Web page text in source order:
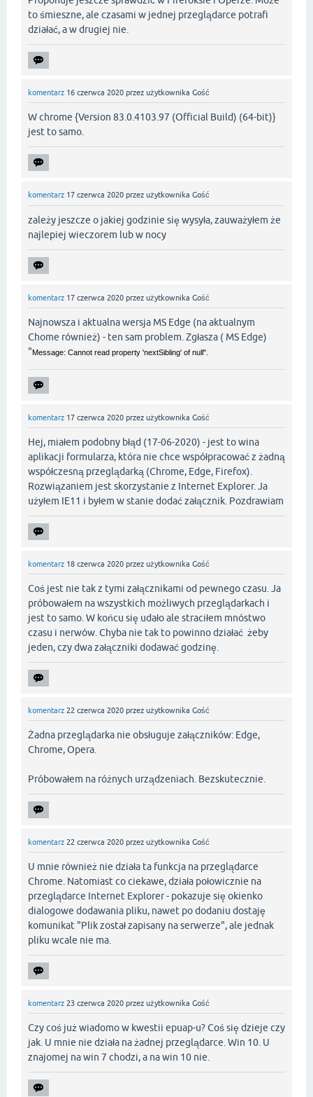
to śmieszne, ale czasami w jednej przeglądarce potrafi
działać, a w drugiej nie.
komentarz 16 czerwca 2020 przez użytkownika Gość
W chrome {Version 83.0.4103.97 (Official Build) (64-bit)}
jest to samo.
komentarz 17 czerwca 2020 przez użytkownika Gość
zależy jeszcze o jakiej godzinie się wysyła, zauważyłem że
najlepiej wieczorem lub w nocy
komentarz 17 czerwca 2020 przez użytkownika Gość
Najnowsza i aktualna wersja MS Edge (na aktualnym
Chome również) - ten sam problem. Zgłasza ( MS Edge)
"Message: Cannot read property 'nextSibling' of null".
komentarz 17 czerwca 2020 przez użytkownika Gość
Hej, miałem podobny błąd (17-06-2020) - jest to wina
aplikacji formularza, która nie chce współpracować z żadną
współczesną przeglądarką (Chrome, Edge, Firefox).
Rozwiązaniem jest skorzystanie z Internet Explorer. Ja
użyłem IE11 i byłem w stanie dodać załącznik. Pozdrawiam
komentarz 18 czerwca 2020 przez użytkownika Gość
Coś jest nie tak z tymi załącznikami od pewnego czasu. Ja
próbowałem na wszystkich możliwych przeglądarkach i
jest to samo. W końcu się udało ale straciłem mnóstwo
czasu i nerwów. Chyba nie tak to powinno działać żeby
jeden, czy dwa załączniki dodawać godzinę.
komentarz 22 czerwca 2020 przez użytkownika Gość
Żadna przeglądarka nie obsługuje załączników: Edge,
Chrome, Opera.
Próbowałem na różnych urządzeniach. Bezskutecznie.
komentarz 22 czerwca 2020 przez użytkownika Gość
U mnie również nie działa ta funkcja na przeglądarce
Chrome. Natomiast co ciekawe, działa połowicznie na
przeglądarce Internet Explorer - pokazuje się okienko
dialogowe dodawania pliku, nawet po dodaniu dostaję
komunikat "Plik został zapisany na serwerze", ale jednak
pliku wcale nie ma.
komentarz 23 czerwca 2020 przez użytkownika Gość
Czy coś już wiadomo w kwestii epuap-u? Coś się dzieje czy
jak. U mnie nie działa na żadnej przeglądarce. Win 10. U
znajomej na win 7 chodzi, a na win 10 nie.